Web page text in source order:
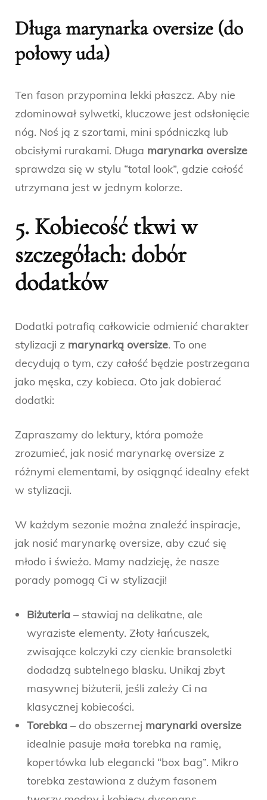
Długa marynarka oversize (do
połowy uda)
Ten fason przypomina lekki płaszcz. Aby nie
zdominował sylwetki, kluczowe jest odsłonięcie
nóg. Noś ją z szortami, mini spódniczką lub
obcisłymi rurakami. Długa marynarka oversize
sprawdza się w stylu “total look”, gdzie całość
utrzymana jest w jednym kolorze.
5. Kobiecość tkwi w
szczegółach: dobór
dodatków
Dodatki potrafią całkowicie odmienić charakter
stylizacji z marynarką oversize. To one
decydują o tym, czy całość będzie postrzegana
jako męska, czy kobieca. Oto jak dobierać
dodatki:
Zapraszamy do lektury, która pomoże
zrozumieć, jak nosić marynarkę oversize z
różnymi elementami, by osiągnąć idealny efekt
w stylizacji.
W każdym sezonie można znaleźć inspiracje,
jak nosić marynarkę oversize, aby czuć się
młodo i świeżo. Mamy nadzieję, że nasze
porady pomogą Ci w stylizacji!
Biżuteria – stawiaj na delikatne, ale
wyraziste elementy. Złoty łańcuszek,
zwisające kolczyki czy cienkie bransoletki
dodadzą subtelnego blasku. Unikaj zbyt
masywnej biżuterii, jeśli zależy Ci na
klasycznej kobiecości.
Torebka – do obszernej marynarki oversize
idealnie pasuje mała torebka na ramię,
kopertówka lub elegancki “box bag”. Mikro
torebka zestawiona z dużym fasonem